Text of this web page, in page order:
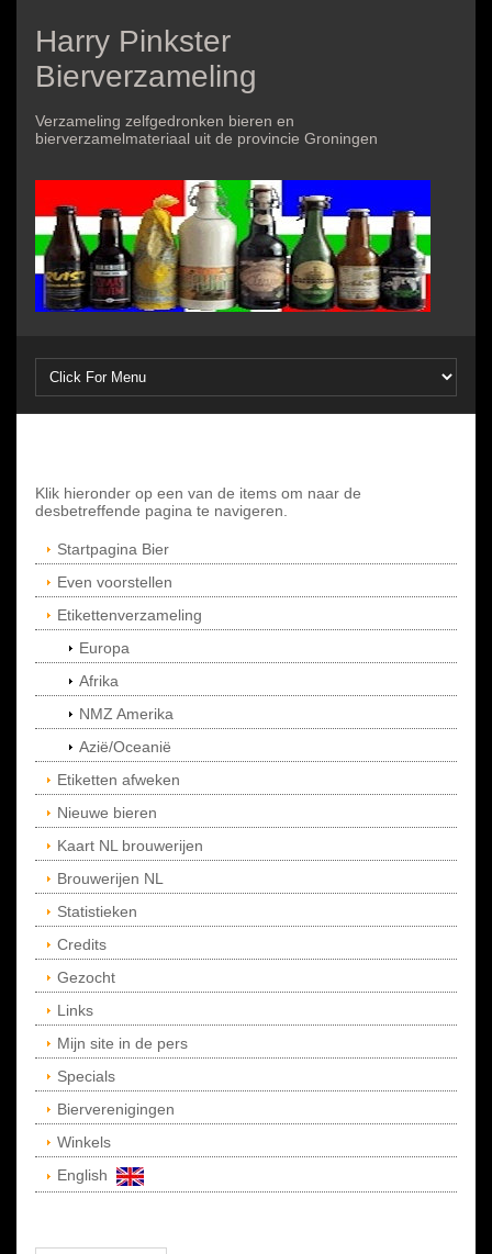
Harry Pinkster
Bierverzameling
Verzameling zelfgedronken bieren en
bierverzamelmateriaal uit de provincie Groningen
Klik hieronder op een van de items om naar de
desbetreffende pagina te navigeren.
Startpagina Bier
Even voorstellen
Etikettenverzameling
Europa
Afrika
NMZ Amerika
Azië/Oceanië
Etiketten afweken
Nieuwe bieren
Kaart NL brouwerijen
Brouwerijen NL
Statistieken
Credits
Gezocht
Links
Mijn site in de pers
Specials
Bierverenigingen
Winkels
English